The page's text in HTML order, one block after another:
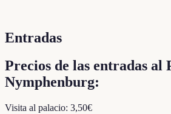
Entradas
Precios de las entradas al
Nymphenburg:
Visita al palacio: 3,50€